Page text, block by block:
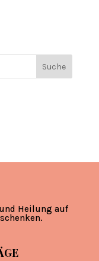
Heilung auf